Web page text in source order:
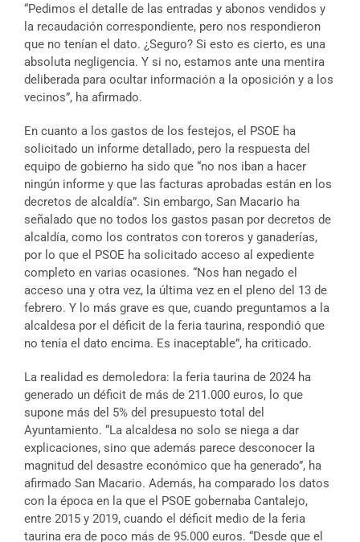
“Pedimos el detalle de las entradas y abonos vendidos y
la recaudación correspondiente, pero nos respondieron
que no tenían el dato. ¿Seguro? Si esto es cierto, es una
absoluta negligencia. Y si no, estamos ante una mentira
deliberada para ocultar información a la oposición y a los
vecinos”, ha afirmado.
En cuanto a los gastos de los festejos, el PSOE ha
solicitado un informe detallado, pero la respuesta del
equipo de gobierno ha sido que “no nos iban a hacer
ningún informe y que las facturas aprobadas están en los
decretos de alcaldía”. Sin embargo, San Macario ha
señalado que no todos los gastos pasan por decretos de
alcaldía, como los contratos con toreros y ganaderías,
por lo que el PSOE ha solicitado acceso al expediente
completo en varias ocasiones. “Nos han negado el
acceso una y otra vez, la última vez en el pleno del 13 de
febrero. Y lo más grave es que, cuando preguntamos a la
alcaldesa por el déficit de la feria taurina, respondió que
no tenía el dato encima. Es inaceptable”, ha criticado.
La realidad es demoledora: la feria taurina de 2024 ha
generado un déficit de más de 211.000 euros, lo que
supone más del 5% del presupuesto total del
Ayuntamiento. “La alcaldesa no solo se niega a dar
explicaciones, sino que además parece desconocer la
magnitud del desastre económico que ha generado”, ha
afirmado San Macario. Además, ha comparado los datos
con la época en la que el PSOE gobernaba Cantalejo,
entre 2015 y 2019, cuando el déficit medio de la feria
taurina era de poco más de 95.000 euros. “Desde que el